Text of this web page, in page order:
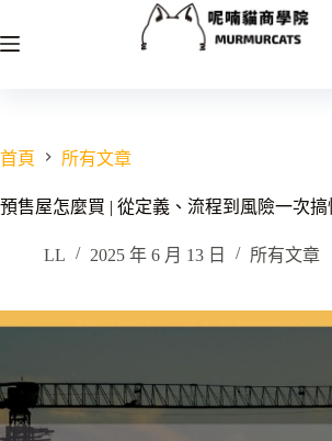
至
容
首頁 所有文章
預售屋怎麼買 | 從定義、流程到風險一次搞
LL 2025 年 6 月 13 日 所有文章